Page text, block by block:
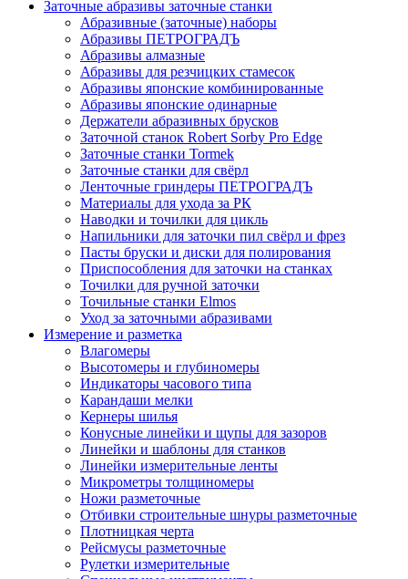
Заточные абразивы заточные станки
Абразивные (заточные) наборы
Абразивы ПЕТРОГРАДЪ
Абразивы алмазные
Абразивы для резчицких стамесок
Абразивы японские комбинированные
Абразивы японские одинарные
Держатели абразивных брусков
Заточной станок Robert Sorby Pro Edge
Заточные станки Tormek
Заточные станки для свёрл
Ленточные гриндеры ПЕТРОГРАДЪ
Материалы для ухода за РК
Наводки и точилки для цикль
Напильники для заточки пил свёрл и фрез
Пасты бруски и диски для полирования
Приспособления для заточки на станках
Точилки для ручной заточки
Точильные станки Elmos
Уход за заточными абразивами
Измерение и разметка
Влагомеры
Высотомеры и глубиномеры
Индикаторы часового типа
Карандаши мелки
Кернеры шилья
Конусные линейки и щупы для зазоров
Линейки и шаблоны для станков
Линейки измерительные ленты
Микрометры толщиномеры
Ножи разметочные
Отбивки строительные шнуры разметочные
Плотницкая черта
Рейсмусы разметочные
Рулетки измерительные